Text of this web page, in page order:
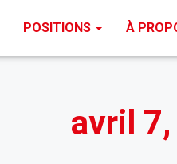
POSITIONS À
avril